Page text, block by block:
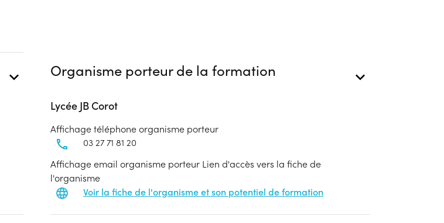
Organisme porteur de la formation
Lycée JB Corot
Affichage téléphone organisme porteur
03 27 71 81 20
Affichage email organisme porteur Lien d'accès vers la fiche de
l'organisme
Voir la fiche de l'organisme et son potentiel de formation